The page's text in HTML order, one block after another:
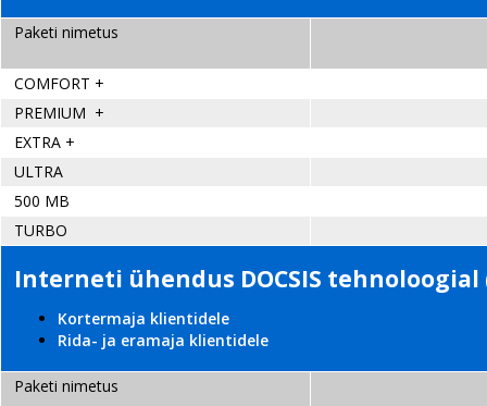
Paketi nimetus
COMFORT +
PREMIUM +
EXTRA +
ULTRA
500 MB
TURBO
Interneti ühendus DOCSIS tehnoloogial
Kortermaja klientidele
Rida- ja eramaja klientidele
Paketi nimetus